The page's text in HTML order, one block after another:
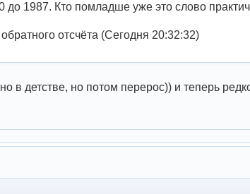
до 1987. Кто помладше уже это слово
отсчёта (Сегодня 20:32:32)
в детстве, но потом перерос)) и теперь